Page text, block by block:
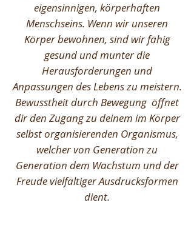
eigensinnigen, körperhaften
Menschseins. Wenn wir unseren
Körper bewohnen, sind wir fähig
gesund und munter die
Herausforderungen und
Anpassungen des Lebens zu meistern.
Bewusstheit durch Bewegung öffnet
dir den Zugang zu deinem im Körper
selbst organisierenden Organismus,
welcher von Generation zu
Generation dem Wachstum und der
Freude vielfältiger Ausdrucksformen
dient.